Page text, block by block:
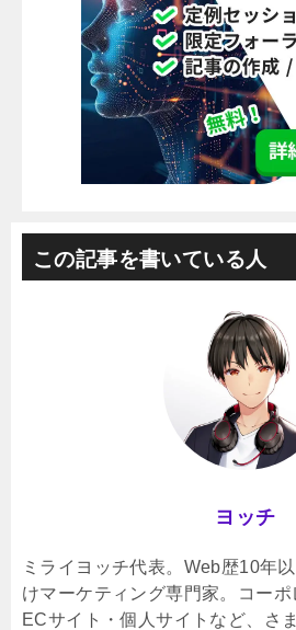
この記事を書いている人
ヨッチ
ミライヨッチ代表。Web歴10年
けマーケティング専門家。コーポ
ECサイト・個人サイトなど、さ